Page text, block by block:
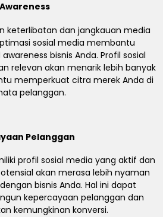
keterlibatan dan jangkauan media
sosial media membantu
bisnis Anda. Profil sosial
relevan akan menarik lebih banyak
memperkuat citra merek Anda di
pelanggan.
Pelanggan
profil sosial media yang aktif dan
akan merasa lebih nyaman
bisnis Anda. Hal ini dapat
kepercayaan pelanggan dan
kemungkinan konversi.